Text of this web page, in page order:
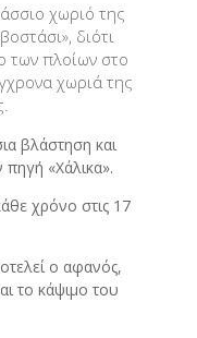
χωριό της
διότι
των πλοίων στο
χωριά της
βλάστηση και
«Χάλικα».
χρόνο στις 17
ο αφανός,
το κάψιμο του